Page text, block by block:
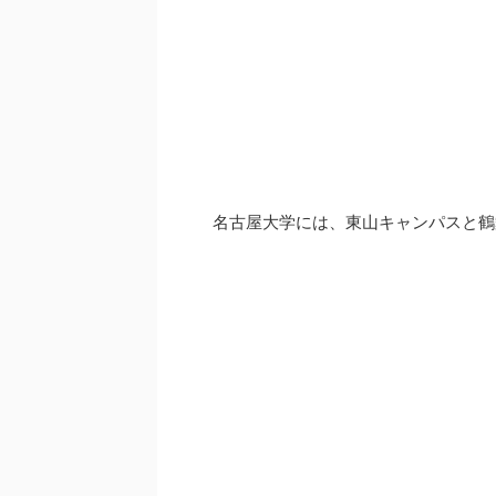
名古屋大学には、東山キャンパスと